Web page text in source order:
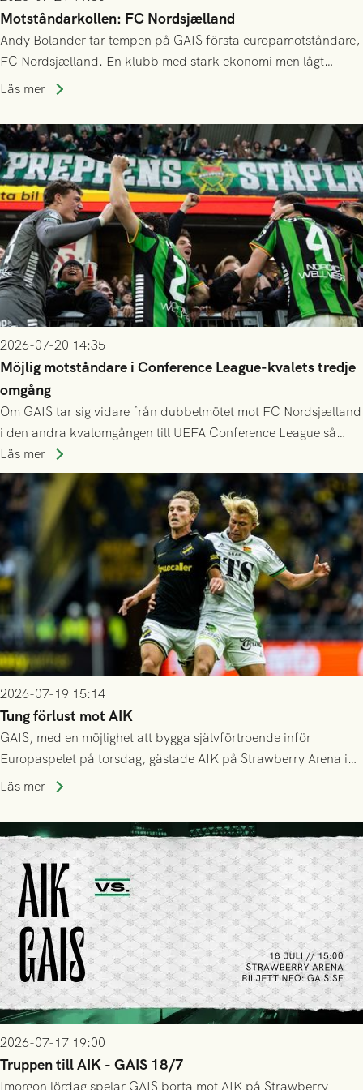
Motståndarkollen: FC Nordsjælland
Andy Bolander tar tempen på GAIS första europamotståndare,
FC Nordsjælland. En klubb med stark ekonomi men lågt
publiksnitt, ett lag med både kollektiv styrka och individuell
Läs mer
2026-07-20 14:35
Möjlig motståndare i Conference League-kvalets tredje
omgång
Om GAIS tar sig vidare från dubbelmötet mot FC Nordsjælland
i den andra kvalomgången till UEFA Conference League så
spelas den tredje kvalomgången kort därpå. Motståndare blir
då vinnaren i mötet mellan isländska Valur och HŠK Zrinjski
Mostar från Bosnien och Hercegovina.
Läs mer
2026-07-19 15:14
Tung förlust mot AIK
GAIS, med en möjlighet att bygga självförtroende inför
Europaspelet på torsdag, gästade AIK på Strawberry Arena i
Stockholm . Men trots konstant hotande i första halvlek av
lyckades få in 2-0.
Läs mer
2026-07-17 19:00
Truppen till AIK - GAIS 18/7
Imorgon lördag spelar GAIS borta mot AIK på Strawberry